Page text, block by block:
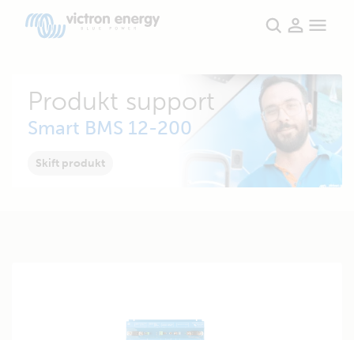
Produkt support
Smart BMS 12-200
Skift produkt